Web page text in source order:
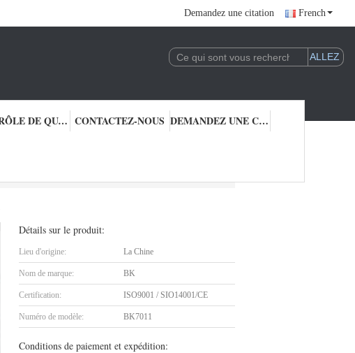
Demandez une citation French
CONTRÔLE DE QUALITÉ CONTACTEZ-NOUS DEMANDEZ UNE CITATION
Détails sur le produit:
Lieu d'origine: La Chine
Nom de marque: BK
Certification: ISO9001 / SIO14001/CE
Numéro de modèle: BK7011
Conditions de paiement et expédition: